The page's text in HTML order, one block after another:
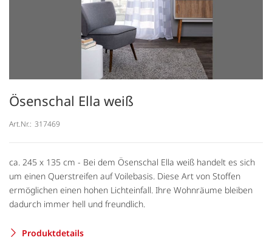
Ösenschal Ella weiß
Art.Nr.: 317469
ca. 245 x 135 cm - Bei dem Ösenschal Ella weiß handelt es sich
um einen Querstreifen auf Voilebasis. Diese Art von Stoffen
ermöglichen einen hohen Lichteinfall. Ihre Wohnräume bleiben
dadurch immer hell und freundlich.
Produktdetails